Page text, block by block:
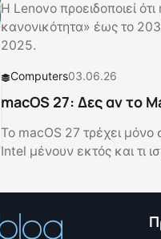
Η Lenovo προειδοποιεί
κανονικότητα» έως το
2025.
Computers03.06.26
macOS 27: Δες αν το
Το macOS 27 τρέχει
Intel μένουν εκτός και τι